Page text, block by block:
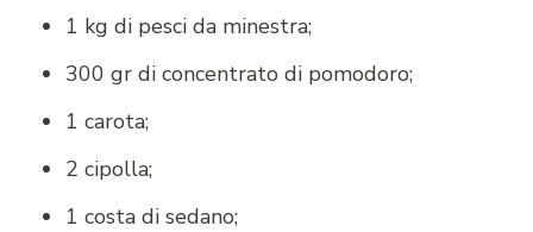
1 kg di pesci da minestra;
300 gr di concentrato di pomodoro;
1 carota;
2 cipolla;
1 costa di sedano;